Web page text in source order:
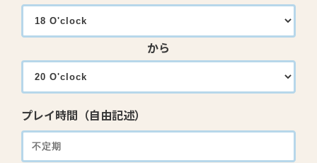
から
プレイ時間（自由記述）